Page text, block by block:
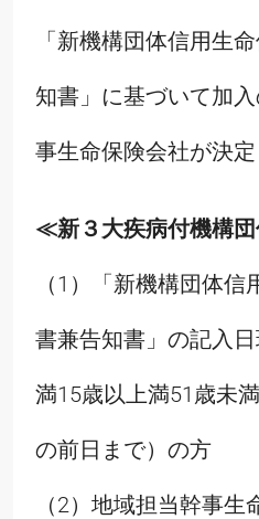
「新機構団体信用生
知書」に基づいて加
事生命保険会社が決定
≪新３大疾病付機構
（1）「新機構団体
書兼告知書」の記入日
満15歳以上満51歳未
の前日まで）の方
（2）地域担当幹事